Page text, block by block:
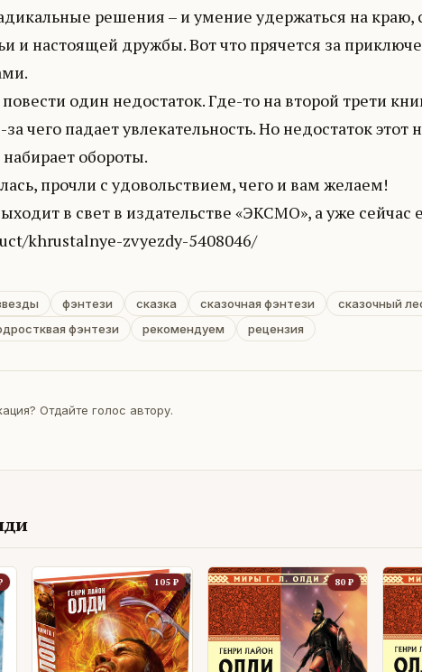
решения – и умение удержаться на краю,
и настоящей дружбы. Вот что прячется за
один недостаток. Где-то на второй трети
за чего падает увлекательность. Но недостаток
обороты.
прочли с удовольствием, чего и вам желаем!
в свет в издательстве «ЭКСМО», а уже сейчас
khrustalnye-zvyezdy-5408046/
фэнтези сказка сказочная фэнтези сказочный
фэнтези рекомендуем рецензия
Отдайте голос автору.
105₽ 80₽